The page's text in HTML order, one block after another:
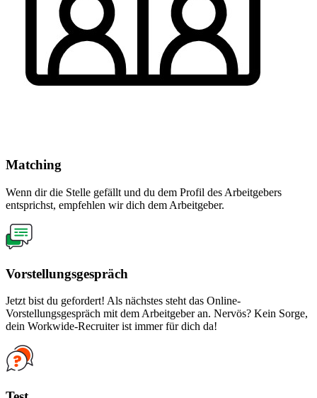
Matching
Wenn dir die Stelle gefällt und du dem Profil des Arbeitgebers
entsprichst, empfehlen wir dich dem Arbeitgeber.
Vorstellungsgespräch
Jetzt bist du gefordert! Als nächstes steht das Online-
Vorstellungsgespräch mit dem Arbeitgeber an. Nervös? Kein Sorge,
dein Workwide-Recruiter ist immer für dich da!